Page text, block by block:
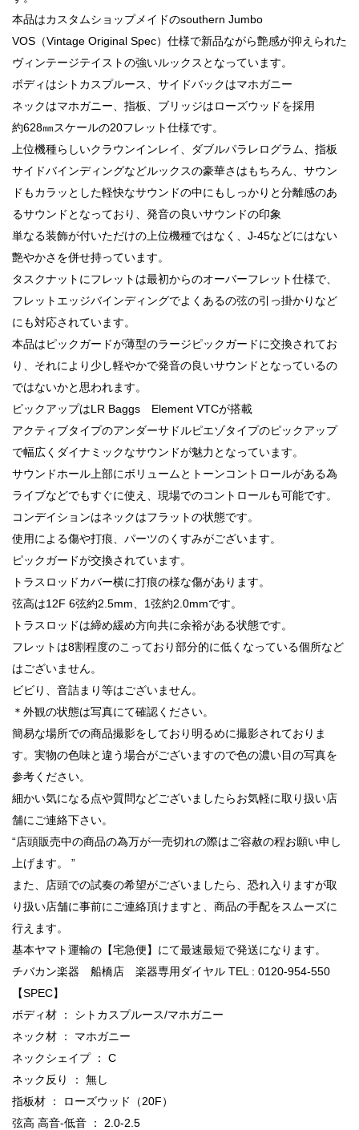
本品はカスタムショップメイドのsouthern Jumbo
VOS（Vintage Original Spec）仕様で新品ながら艶感が抑えられた
ヴィンテージテイストの強いルックスとなっています。
ボディはシトカスプルース、サイドバックはマホガニー
ネックはマホガニー、指板、ブリッジはローズウッドを採用
約628㎜スケールの20フレット仕様です。
上位機種らしいクラウンインレイ、ダブルパラレログラム、指板
サイドバインディングなどルックスの豪華さはもちろん、サウン
ドもカラッとした軽快なサウンドの中にもしっかりと分離感のあ
るサウンドとなっており、発音の良いサウンドの印象
単なる装飾が付いただけの上位機種ではなく、J-45などにはない
艶やかさを併せ持っています。
タスクナットにフレットは最初からのオーバーフレット仕様で、
フレットエッジバインディングでよくあるの弦の引っ掛かりなど
にも対応されています。
本品はピックガードが薄型のラージピックガードに交換されてお
り、それにより少し軽やかで発音の良いサウンドとなっているの
ではないかと思われます。
ピックアップはLR Baggs Element VTCが搭載
アクティブタイプのアンダーサドルピエゾタイプのピックアップ
で幅広くダイナミックなサウンドが魅力となっています。
サウンドホール上部にボリュームとトーンコントロールがある為
ライブなどでもすぐに使え、現場でのコントロールも可能です。
コンデイションはネックはフラットの状態です。
使用による傷や打痕、パーツのくすみがございます。
ピックガードが交換されています。
トラスロッドカバー横に打痕の様な傷があります。
弦高は12F 6弦約2.5mm、1弦約2.0mmです。
トラスロッドは締め緩め方向共に余裕がある状態です。
フレットは8割程度のこっており部分的に低くなっている個所など
はございません。
ビビり、音詰まり等はございません。
＊外観の状態は写真にて確認ください。
簡易な場所での商品撮影をしており明るめに撮影されておりま
す。実物の色味と違う場合がございますので色の濃い目の写真を
参考ください。
細かい気になる点や質問などございましたらお気軽に取り扱い店
舗にご連絡下さい。
“店頭販売中の商品の為万が一売切れの際はご容赦の程お願い申し
上げます。 ”
また、店頭での試奏の希望がございましたら、恐れ入りますが取
り扱い店舗に事前にご連絡頂けますと、商品の手配をスムーズに
行えます。
基本ヤマト運輸の【宅急便】にて最速最短で発送になります。
チバカン楽器 船橋店 楽器専用ダイヤル TEL : 0120-954-550
【SPEC】
ボディ材 ： シトカスプルース/マホガニー
ネック材 ： マホガニー
ネックシェイプ ： C
ネック反り ： 無し
指板材 ： ローズウッド（20F）
弦高 高音-低音 ： 2.0-2.5